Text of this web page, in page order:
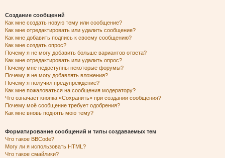
Создание сообщений
Как мне создать новую тему или сообщение?
Как мне отредактировать или удалить сообщение?
Как мне добавить подпись к своему сообщению?
Как мне создать опрос?
Почему я не могу добавить больше вариантов ответа?
Как мне отредактировать или удалить опрос?
Почему мне недоступны некоторые форумы?
Почему я не могу добавлять вложения?
Почему я получил предупреждение?
Как мне пожаловаться на сообщения модератору?
Что означает кнопка «Сохранить» при создании сообщения?
Почему моё сообщение требует одобрения?
Как мне вновь поднять мою тему?
Форматирование сообщений и типы создаваемых тем
Что такое BBCode?
Могу ли я использовать HTML?
Что такое смайлики?